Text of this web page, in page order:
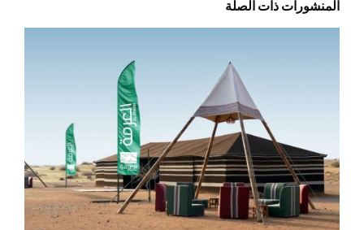
المنشورات ذات الصلة